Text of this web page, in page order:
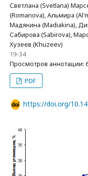
Светлана (Svetlana)
(Romanova), Альмира
Мадякина (Madiakina),
Сабирова (Sabirova),
Хузеев (Khuzeev)
19-34
Просмотров аннотации:
PDF
https://doi.org/